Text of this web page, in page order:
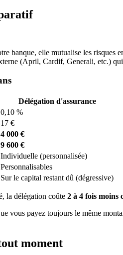
banque, elle mutualise les
(April, Cardif, Generali, etc.)
Délégation d'assurance
0,10 %
17 €
4 000 €
9 600 €
Individuelle (personnalisée)
Personnalisables
Sur le capital restant dû (dégressive)
la délégation coûte 2 à 4 fois moins
vous payez toujours le même
moment